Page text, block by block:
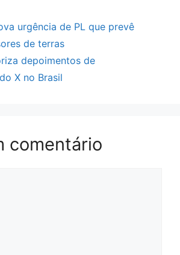
urgência de PL que prevê
de terras
depoimentos de
X no Brasil
comentário